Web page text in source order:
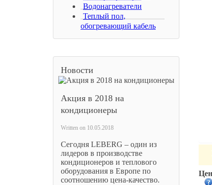
Водонагреватели
Теплый пол,
обогревающий кабель
Новости
Акция в 2018 на
кондиционеры
Written on 10.05.2018
Сегодня LEBERG – один из
лидеров в производстве
кондиционеров и теплового
оборудования в Европе по
соотношению цена-качество.